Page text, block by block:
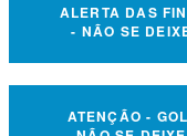
ALERTA DAS
- NÃO SE
ATENÇÃO -